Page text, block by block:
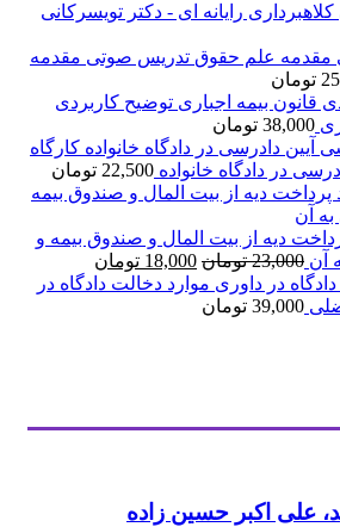
رایانه ای - دکتر تویسرکانی
تدریس صوتی مقدمه
تومان
توضیح کاربردی
38,000 تومان
کارگاه
در دادگاه خانواده 22,500 تومان
دیه از بیت المال و صندوق بیمه و
آن 23,000 تومان قیمت
اصلی
18,000 تومان
فعلی
موارد دخالت دادگاه در
39,000 تومان
علی اکبر حسین زاده